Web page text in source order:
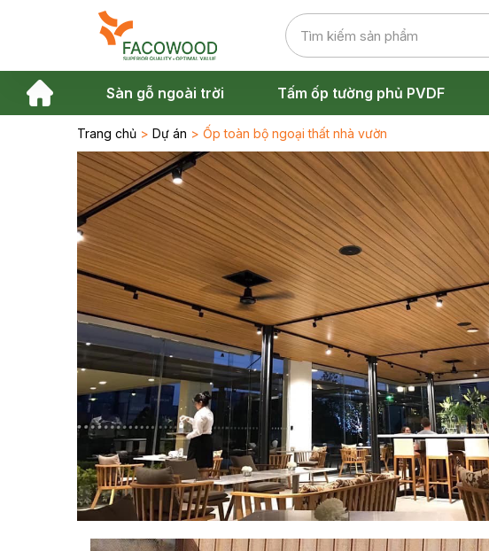
Sàn gỗ ngoài trời Tấm ốp tường phủ PVDF
Trang chủ> Dự án > Ốp toàn bộ ngoại thất nhà vườn